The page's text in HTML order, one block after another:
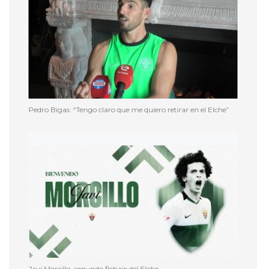
Pedro Bigas: “Tengo claro que me quiero retirar en el Elche”